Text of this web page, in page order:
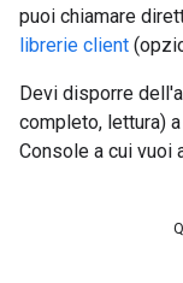
puoi chiamare
librerie client
Devi disporre
completo, lettura)
Console a cui vuoi